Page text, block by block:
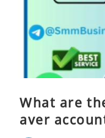
What are
aver